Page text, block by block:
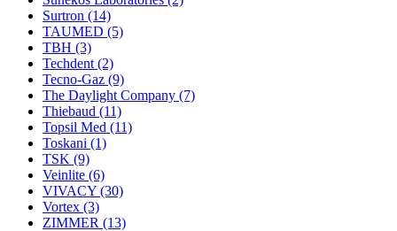
Surtron (14)
TAUMED (5)
TBH (3)
Techdent (2)
Tecno-Gaz (9)
The Daylight Company (7)
Thiebaud (11)
Topsil Med (11)
Toskani (1)
TSK (9)
Veinlite (6)
VIVACY (30)
Vortex (3)
ZIMMER (13)